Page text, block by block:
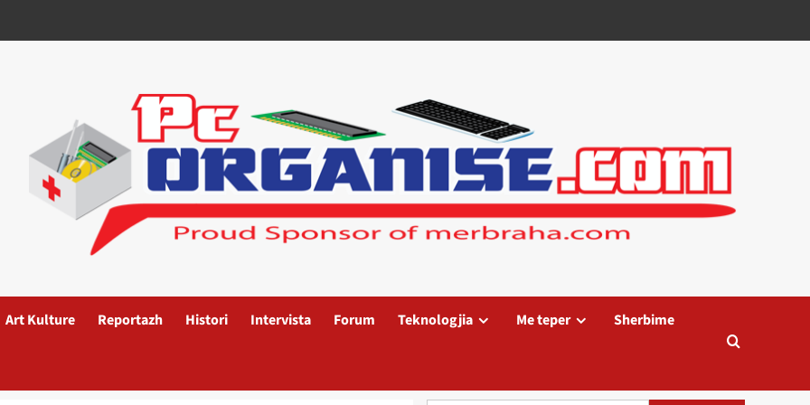
Art Kulture Reportazh Histori Intervista Forum Teknologjia Me teper Sherbime